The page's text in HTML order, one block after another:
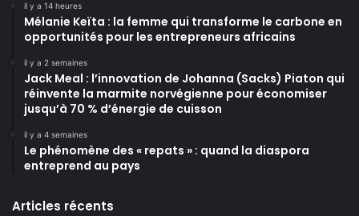
il y a 14 heures
Mélanie Keïta : la femme qui transforme le carbone en
opportunités pour les entrepreneurs africains
il y a 2 semaines
Jack Meal : l’innovation de Johanna (Sacks) Piaton qui
réinvente la marmite norvégienne pour économiser
jusqu’à 70 % d’énergie de cuisson
il y a 4 semaines
Le phénomène des « repats » : quand la diaspora
entreprend au pays
Articles récents